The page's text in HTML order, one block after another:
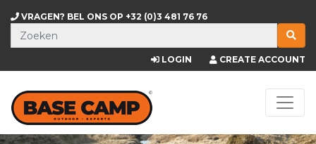
VRAGEN? BEL ONS OP +32 (0)3 481 76 76
LOGIN CREATE ACCOUNT